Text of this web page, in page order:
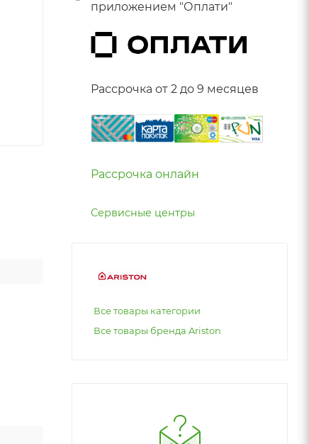
приложением "Оплати"
Рассрочка от 2 до 9 месяцев
Рассрочка онлайн
Сервисные центры
Все товары категории
Все товары бренда Ariston